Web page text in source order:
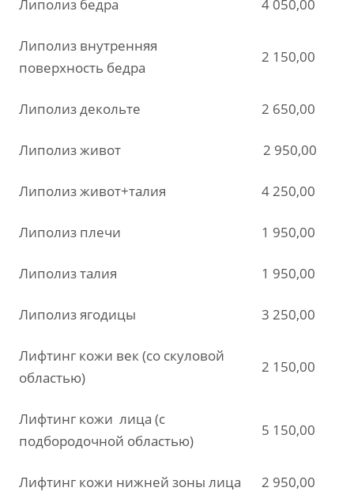
Липолиз бедра 4 050,00
Липолиз внутренняя
поверхность бедра
2 150,00
Липолиз декольте 2 650,00
Липолиз живот 2 950,00
Липолиз живот+талия 4 250,00
Липолиз плечи 1 950,00
Липолиз талия 1 950,00
Липолиз ягодицы 3 250,00
Лифтинг кожи век (со скуловой
областью)
2 150,00
Лифтинг кожи лица (с
подбородочной областью)
5 150,00
Лифтинг кожи нижней зоны лица 2 950,00